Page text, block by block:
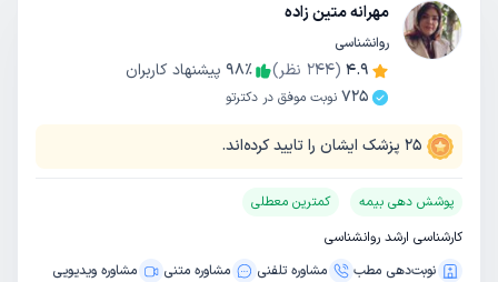
مهرانه متین زاده
روانشناسی
4.9
(
244 نظر) 98٪
پیشنهاد کاربران
725 نوبت موفق در دکترتو
25 پزشک ایشان را تایید کرده‌اند.
پوشش دهی بیمه
کمترین معطلی
کارشناسی ارشد روانشناسی
نوبت‌دهی مطب
مشاوره‌ تلفنی مشاوره‌ متنی مشاوره ویدیویی